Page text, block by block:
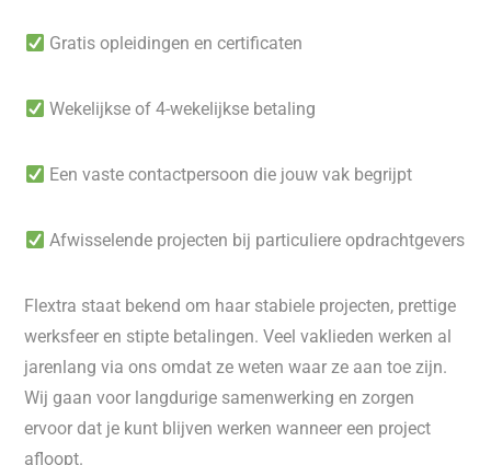
Gratis opleidingen en certificaten
Wekelijkse of 4-wekelijkse betaling
Een vaste contactpersoon die jouw vak begrijpt
Afwisselende projecten bij particuliere opdrachtgevers
Flextra staat bekend om haar stabiele projecten, prettige
werksfeer en stipte betalingen. Veel vaklieden werken al
jarenlang via ons omdat ze weten waar ze aan toe zijn.
Wij gaan voor langdurige samenwerking en zorgen
ervoor dat je kunt blijven werken wanneer een project
afloopt.